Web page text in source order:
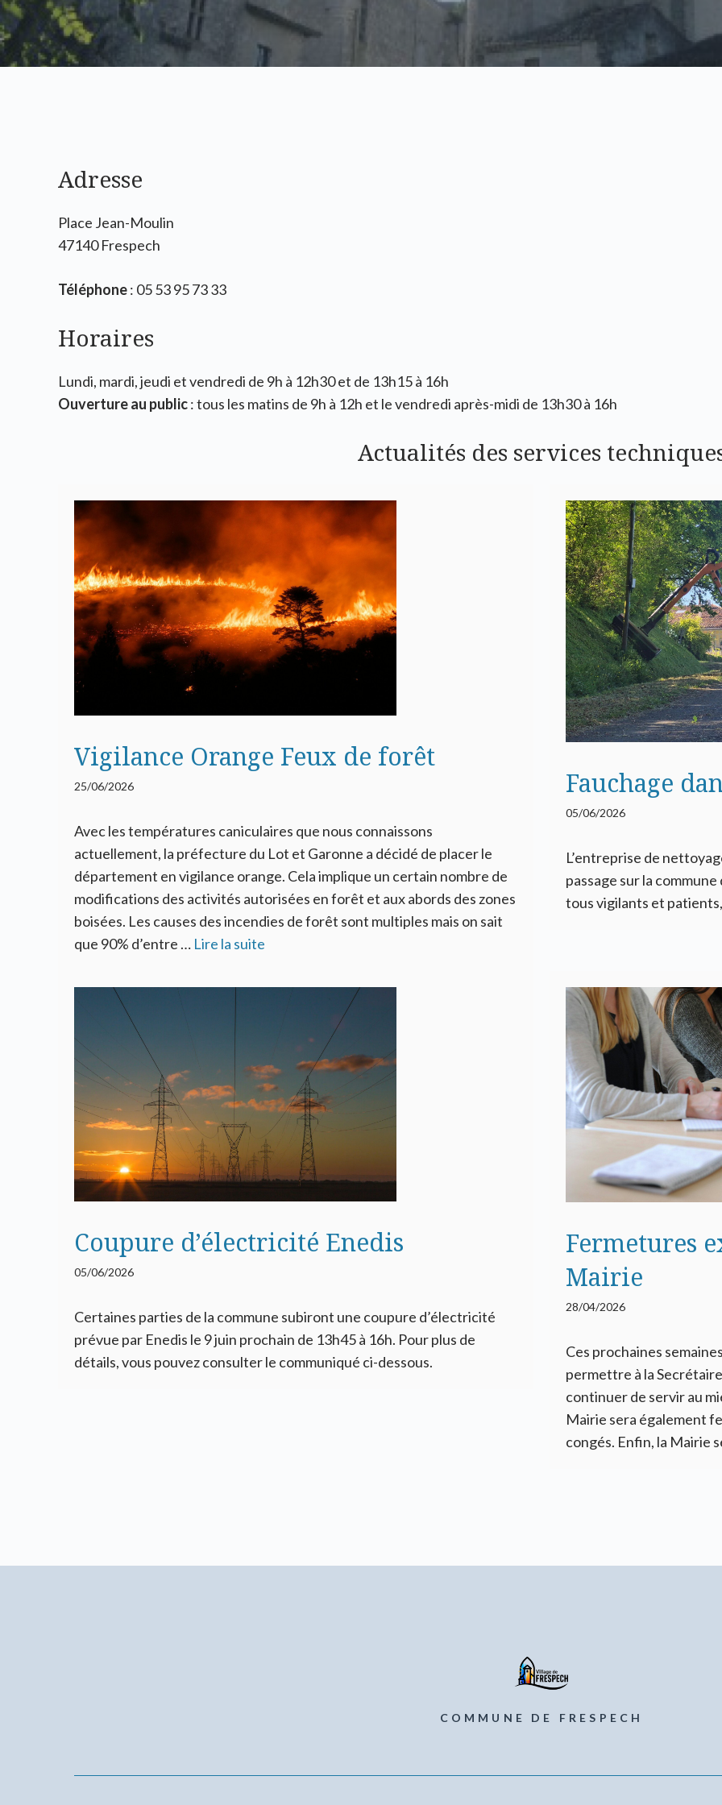
Adresse
Place Jean-Moulin
47140 Frespech
Téléphone: 05 53 95 73 33
Horaires
Lundi, mardi, jeudi et vendredi de 9h à 12h30 et de 13h15 à 16h
Ouverture au public: tous les matins de 9h à 12h et le vendredi après-midi de 13h30 à 16h
Actualités des services
Vigilance Orange Feux de forêt
25/06/2026
Avec les températures caniculaires que nous connaissons
actuellement, la préfecture du Lot et Garonne a décidé de placer le
département en vigilance orange. Cela implique un certain nombre de
modifications des activités autorisées en forêt et aux abords des zones
boisées. Les causes des incendies de forêt sont multiples mais on sait
que 90% d’entre … Lire la suite
Fauchage
05/06/2026
L’entreprise de
passage sur la
tous vigilants et
Coupure d’électricité Enedis
05/06/2026
Certaines parties de la commune subiront une coupure d’électricité
prévue par Enedis le 9 juin prochain de 13h45 à 16h. Pour plus de
détails, vous pouvez consulter le communiqué ci-dessous.
Fermetures
Mairie
28/04/2026
Ces prochaines
permettre à la
continuer de servir au
Mairie sera également
congés. Enfin, la Mairie
COMMUNE DE FRESPECH